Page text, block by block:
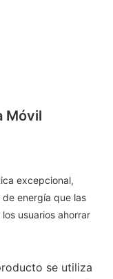
Móvil
excepcional,
energía que las
usuarios ahorrar
se utiliza